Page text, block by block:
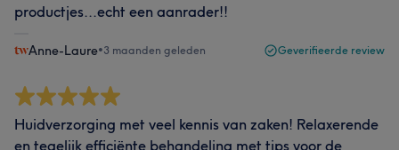
productjes...echt een aanrader!!
Anne-Laure•3 maanden geleden Geverifieerde review
Huidverzorging met veel kennis van zaken! Relaxerende
en tegelijk efficiënte behandeling met tips voor de